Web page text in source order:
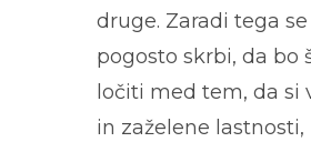
druge. Zaradi tega
pogosto skrbi, da bo
ločiti med tem, da si
in zaželene